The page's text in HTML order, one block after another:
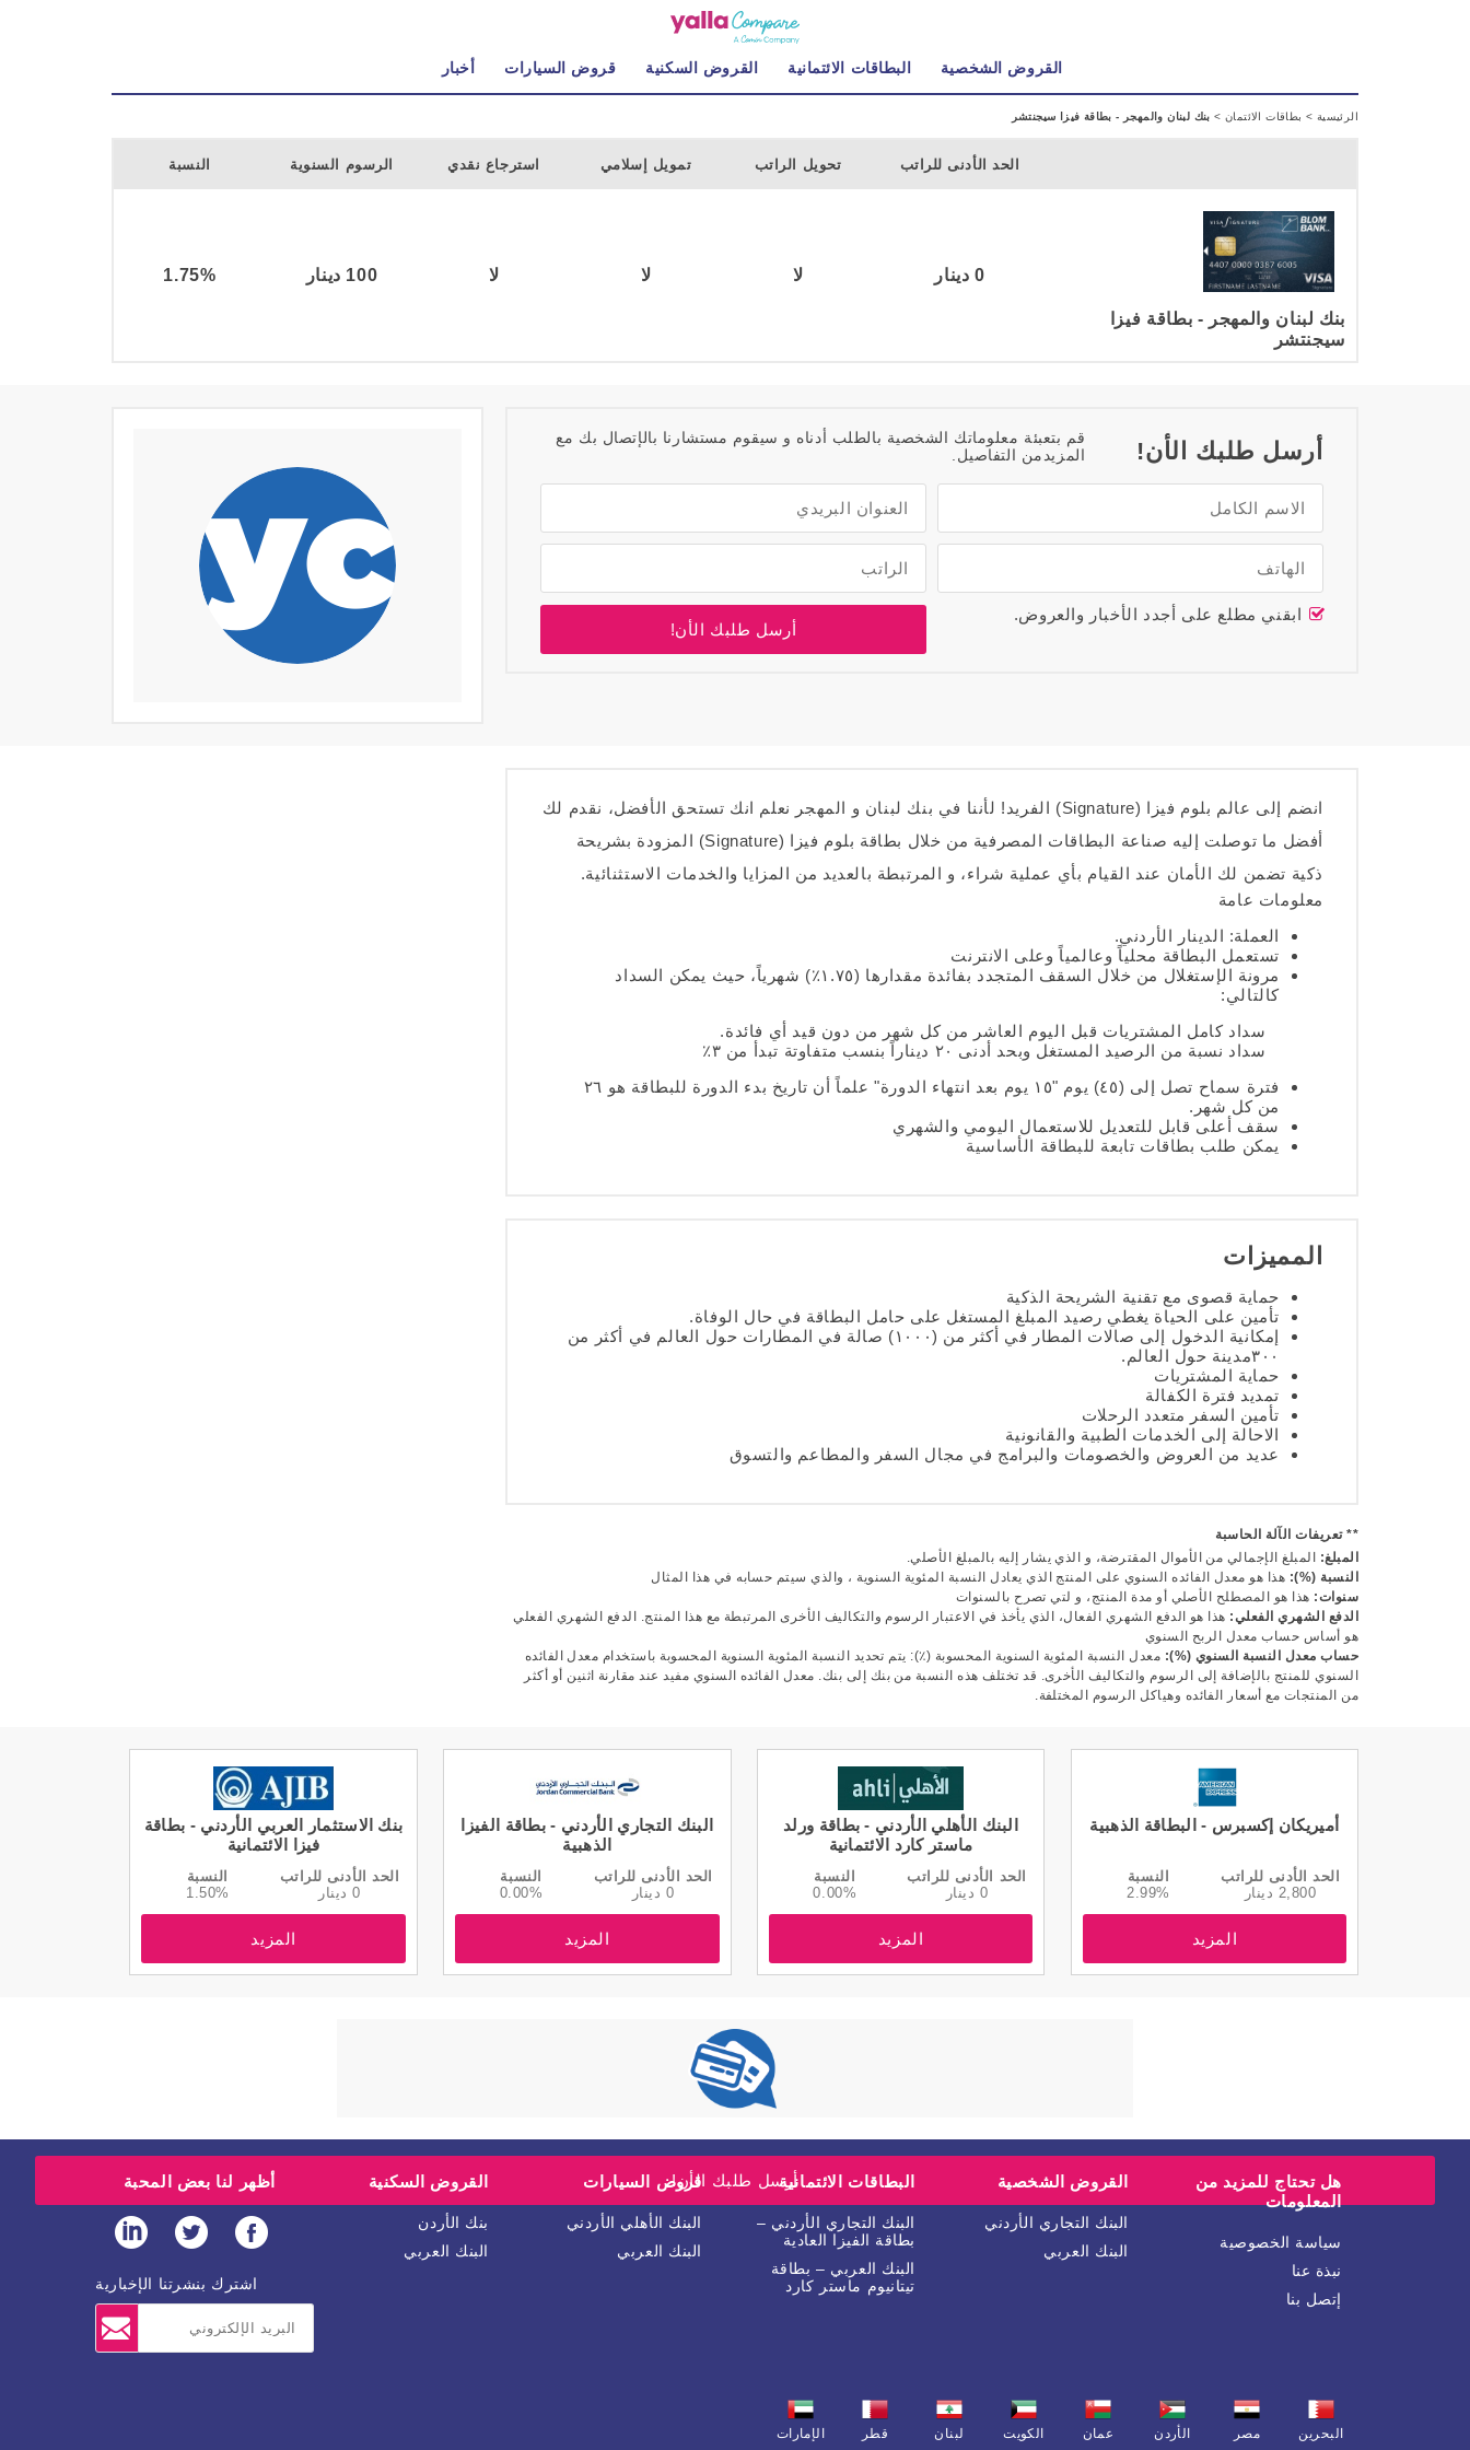
القروض الشخصية البطاقات الائتمانية القروض السكنية قروض السيارات أخبار
الرئيسية > بطاقات الائتمان > بنك لبنان والمهجر - بطاقة فيزا سيجنتشر
الحد الأدنى للراتب تحويل الراتب تمويل إسلامي استرجاع نقدي الرسوم السنوية النسبة
بنك لبنان والمهجر - بطاقة فيزا
سيجنتشر
0 دينار لا لا لا 100 دينار 1.75%
أرسل طلبك الأن!
قم بتعبئة معلوماتك الشخصية بالطلب أدناه و سيقوم مستشارنا بالإتصال بك مع
المزيدمن التفاصيل.
ابقني مطلع على أجدد الأخبار والعروض.
أرسل طلبك الأن!
انضم إلى عالم بلوم فيزا (Signature) الفريد! لأننا في بنك لبنان و المهجر نعلم انك تستحق الأفضل، نقدم لك
أفضل ما توصلت إليه صناعة البطاقات المصرفية من خلال بطاقة بلوم فيزا (Signature) المزودة بشريحة
ذكية تضمن لك الأمان عند القيام بأي عملية شراء، و المرتبطة بالعديد من المزايا والخدمات الاستثنائية.
معلومات عامة
العملة: الدينار الأردني.
تستعمل البطاقة محلياً وعالمياً وعلى الانترنت
مرونة الإستغلال من خلال السقف المتجدد بفائدة مقدارها (١.٧٥٪) شهرياً، حيث يمكن السداد
كالتالي:
سداد كامل المشتريات قبل اليوم العاشر من كل شهر من دون قيد أي فائدة.
سداد نسبة من الرصيد المستغل وبحد أدنى ٢٠ ديناراً بنسب متفاوتة تبدأ من ٣٪
فترة سماح تصل إلى (٤٥) يوم "١٥ يوم بعد انتهاء الدورة" علماً أن تاريخ بدء الدورة للبطاقة هو ٢٦
من كل شهر.
سقف أعلى قابل للتعديل للاستعمال اليومي والشهري
يمكن طلب بطاقات تابعة للبطاقة الأساسية
المميزات
حماية قصوى مع تقنية الشريحة الذكية
تأمين على الحياة يغطي رصيد المبلغ المستغل على حامل البطاقة في حال الوفاة.
إمكانية الدخول إلى صالات المطار في أكثر من (١٠٠٠) صالة في المطارات حول العالم في أكثر من
٣٠٠مدينة حول العالم.
حماية المشتريات
تمديد فترة الكفالة
تأمين السفر متعدد الرحلات
الاحالة إلى الخدمات الطبية والقانونية
عديد من العروض والخصومات والبرامج في مجال السفر والمطاعم والتسوق
** تعريفات الآلة الحاسبة
المبلغ: المبلغ الإجمالي من الأموال المقترضة، و الذي يشار إليه بالمبلغ الأصلي.
النسبة (%): هذا هو معدل الفائده السنوي على المنتج الذي يعادل النسبة المئوية السنوية ، والذي سيتم حسابه في هذا المثال
سنوات: هذا هو المصطلح الأصلي أو مدة المنتج، و لتي تصرح بالسنوات
الدفع الشهري الفعلي: هذا هو الدفع الشهري الفعال، الذي يأخذ في الاعتبار الرسوم والتكاليف الأخرى المرتبطة مع هذا المنتج. الدفع الشهري الفعلي
هو أساس حساب معدل الربح السنوي
حساب معدل النسبة السنوي (%): معدل النسبة المئوية السنوية المحسوبة (٪): يتم تحديد النسبة المئوية السنوية المحسوبة باستخدام معدل الفائده
السنوي للمنتج بالإضافة إلى الرسوم والتكاليف الأخرى. قد تختلف هذه النسبة من بنك إلى بنك. معدل الفائده السنوي مفيد عند مقارنة اثنين أو أكثر
من المنتجات مع أسعار الفائده وهياكل الرسوم المختلفة.
أميريكان إكسبرس - البطاقة الذهبية
الحد الأدنى للراتب
2,800 دينار
النسبة
2.99%
المزيد
البنك الأهلي الأردني - بطاقة ورلد
ماستر كارد الائتمانية
الحد الأدنى للراتب
0 دينار
النسبة
0.00%
المزيد
البنك التجاري الأردني - بطاقة الفيزا
الذهبية
الحد الأدنى للراتب
0 دينار
النسبة
0.00%
المزيد
بنك الاستثمار العربي الأردني - بطاقة
فيزا الائتمانية
الحد الأدنى للراتب
0 دينار
النسبة
1.50%
المزيد
أرسل طلبك الأن!
هل تحتاج للمزيد من
المعلومات
سياسة الخصوصية
نبذة عنا
إتصل بنا
القروض الشخصية
البنك التجاري الأردني
البنك العربي
البطاقات الائتمانية
البنك التجاري الأردني –
بطاقة الفيزا العادية
البنك العربي – بطاقة
تيتانيوم ماستر كارد
قروض السيارات
البنك الأهلي الأردني
البنك العربي
القروض السكنية
بنك الأردن
البنك العربي
أظهر لنا بعض المحبة
اشترك بنشرتنا الإخبارية
البحرين مصر الأردن عمان الكويت لبنان قطر الإمارات